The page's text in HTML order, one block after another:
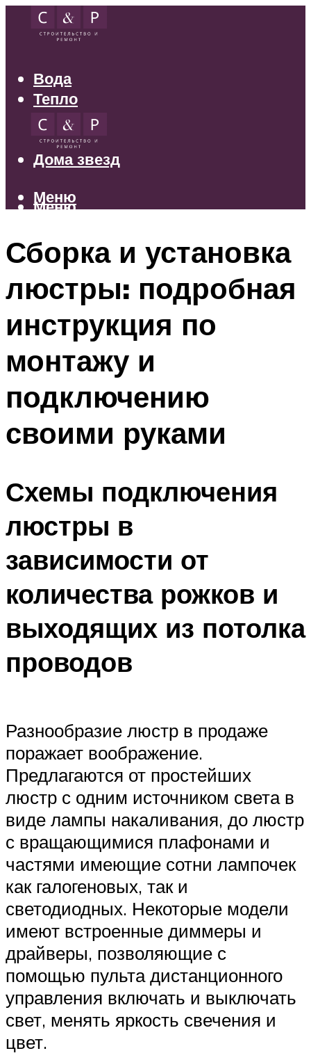
Вода
Тепло
Электрика
Свет
Дома звезд
Меню
Меню
Сборка и установка
люстры: подробная
инструкция по
монтажу и
подключению
своими руками
Схемы подключения
люстры в
зависимости от
количества рожков и
выходящих из потолка
проводов
Разнообразие люстр в продаже
поражает воображение.
Предлагаются от простейших
люстр с одним источником света в
виде лампы накаливания, до люстр
с вращающимися плафонами и
частями имеющие сотни лампочек
как галогеновых, так и
светодиодных. Некоторые модели
имеют встроенные диммеры и
драйверы, позволяющие с
помощью пульта дистанционного
управления включать и выключать
свет, менять яркость свечения и
цвет.